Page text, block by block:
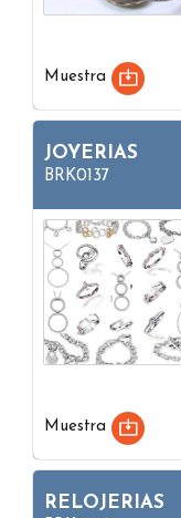
Muestra
JOYERIAS
BRK0137
Muestra
RELOJERIAS